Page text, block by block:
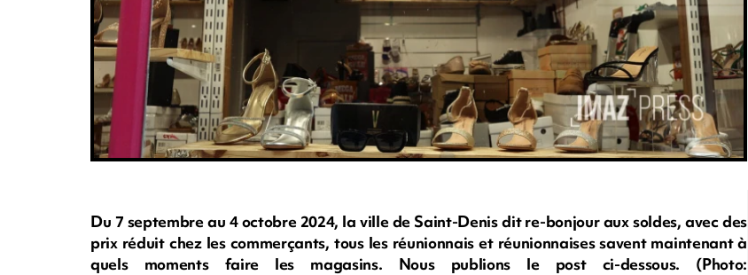
Du 7 septembre au 4 octobre 2024, la ville de Saint-Denis dit re-bonjour aux soldes, avec des
prix réduit chez les commerçants, tous les réunionnais et réunionnaises savent maintenant à
quels moments faire les magasins. Nous publions le post ci-dessous. (Photo: